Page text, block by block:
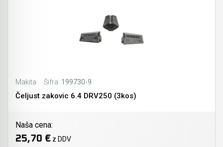
Makita Šifra: 199730-9
Čeljust zakovic 6.4 DRV250 (3kos)
Naša cena:
25,70 € z DDV